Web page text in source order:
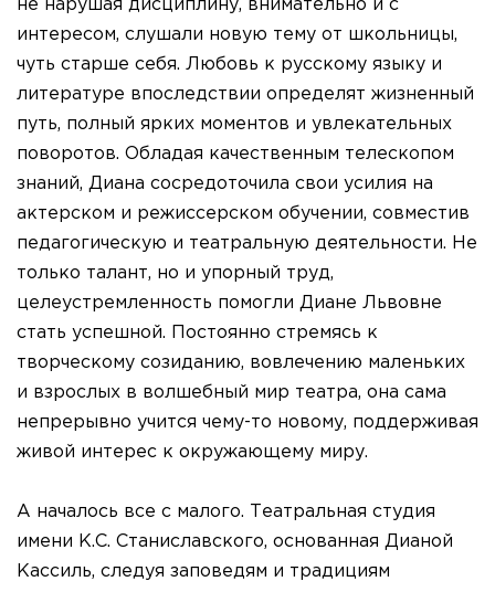
не нарушая дисциплину, внимательно и с
интересом, слушали новую тему от школьницы,
чуть старше себя. Любовь к русскому языку и
литературе впоследствии определят жизненный
путь, полный ярких моментов и увлекательных
поворотов. Обладая качественным телескопом
знаний, Диана сосредоточила свои усилия на
актерском и режиссерском обучении, совместив
педагогическую и театральную деятельности. Не
только талант, но и упорный труд,
целеустремленность помогли Диане Львовне
стать успешной. Постоянно стремясь к
творческому созиданию, вовлечению маленьких
и взрослых в волшебный мир театра, она сама
непрерывно учится чему-то новому, поддерживая
живой интерес к окружающему миру.
А началось все с малого. Театральная студия
имени К.С. Станиславского, основанная Дианой
Кассиль, следуя заповедям и традициям